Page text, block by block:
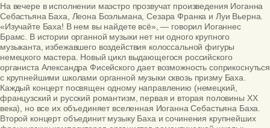
На вечере в исполнении маэстро прозвучат произведения Иоганна
Себастьяна Баха, Леона Боэльмана, Сезара Франка и Луи Вьерна.
«Изучайте Баха! В нем вы найдете всё», — говорил Иоганнес
Брамс. В истории органной музыки нет ни одного крупного
музыканта, избежавшего воздействия колоссальной фигуры
немецкого мастера. Новый цикл выдающегося российского
органиста Александра Фисейского дает возможность соприкоснуться
с крупнейшими школами органной музыки сквозь призму Баха.
Каждый концерт посвящен одному направлению (немецкий,
французский и русский романтизм, первая и вторая половины ХХ
века), но все их объединяет вселенная Иоганна Себастьяна Баха.
Второй концерт объединит музыку Баха и сочинения крупнейших